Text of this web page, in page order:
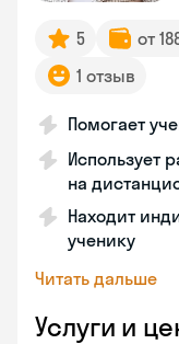
5 от
1 отзыв
Помогает
Использует
на
Находит
ученику
Читать дальше
Услуги и